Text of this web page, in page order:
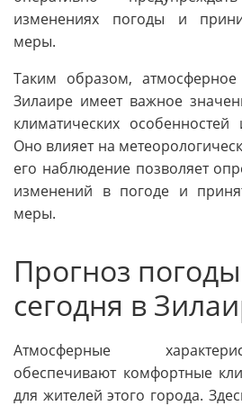
изменениях погоды и
меры.
Таким образом,
Зилаире имеет важное
климатических
Оно влияет на
его наблюдение позволяет
изменений в погоде и
меры.
Прогноз
сегодня в
Атмосферные
обеспечивают комфортные
для жителей этого города.